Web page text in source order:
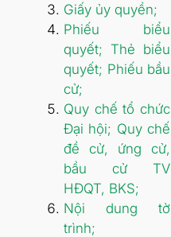
Giấy ủy quyền;
Phiếu biểu
quyết; Thẻ biểu
quyết; Phiếu bầu
cử;
Quy chế tổ chức
Đại hội; Quy chế
đề cử, ứng cử,
bầu cử TV
HĐQT, BKS;
Nội dung tờ
trình;